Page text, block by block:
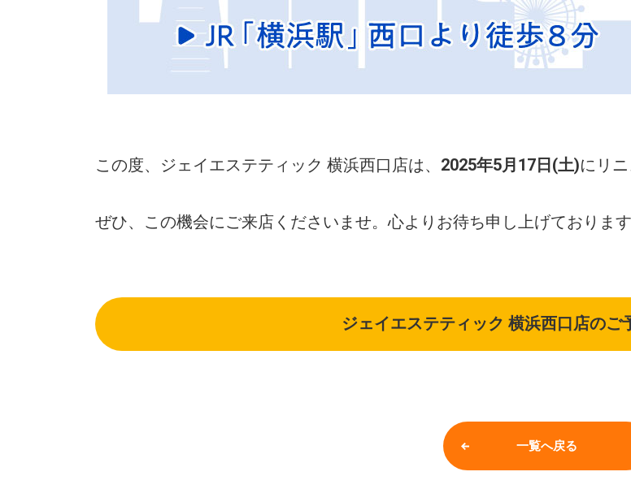
この度、ジェイエステティック 横浜西口店は、 2025年5月17日(土)にリ
ぜひ、この機会にご来店くださいませ。心よりお待ち申し上げております
ジェイエステティック 横浜西口店のご
一覧へ戻る